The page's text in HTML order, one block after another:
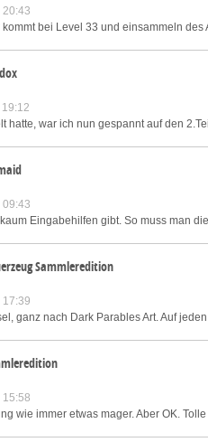
20:43
bei Level 33 und einsammeln
hatte, war ich nun gespannt auf den
09:43
Eingabehilfen gibt. So muss man
Sammleredition
17:39
ganz nach Dark Parables Art. Auf
15:58
wie immer etwas mager. Aber OK.